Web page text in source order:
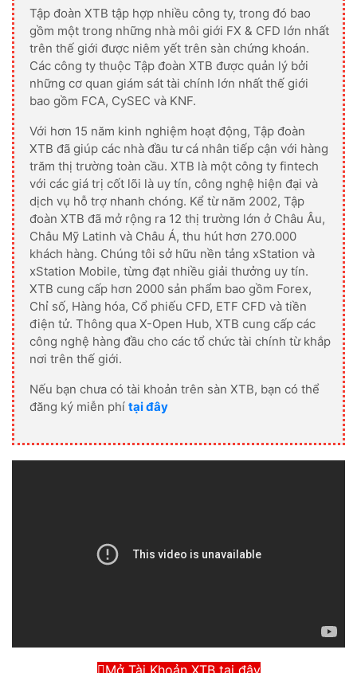
Tập đoàn XTB tập hợp nhiều công ty, trong đó bao
gồm một trong những nhà môi giới FX & CFD lớn nhất
trên thế giới được niêm yết trên sàn chứng khoán.
Các công ty thuộc Tập đoàn XTB được quản lý bởi
những cơ quan giám sát tài chính lớn nhất thế giới
bao gồm FCA, CySEC và KNF.
Với hơn 15 năm kinh nghiệm hoạt động, Tập đoàn
XTB đã giúp các nhà đầu tư cá nhân tiếp cận với hàng
trăm thị trường toàn cầu. XTB là một công ty fintech
với các giá trị cốt lõi là uy tín, công nghệ hiện đại và
dịch vụ hỗ trợ nhanh chóng. Kể từ năm 2002, Tập
đoàn XTB đã mở rộng ra 12 thị trường lớn ở Châu Âu,
Châu Mỹ Latinh và Châu Á, thu hút hơn 270.000
khách hàng. Chúng tôi sở hữu nền tảng xStation và
xStation Mobile, từng đạt nhiều giải thưởng uy tín.
XTB cung cấp hơn 2000 sản phẩm bao gồm Forex,
Chỉ số, Hàng hóa, Cổ phiếu CFD, ETF CFD và tiền
điện tử. Thông qua X-Open Hub, XTB cung cấp các
công nghệ hàng đầu cho các tổ chức tài chính từ khắp
nơi trên thế giới.
Nếu bạn chưa có tài khoản trên sàn XTB, bạn có thể
đăng ký miễn phí tại đây